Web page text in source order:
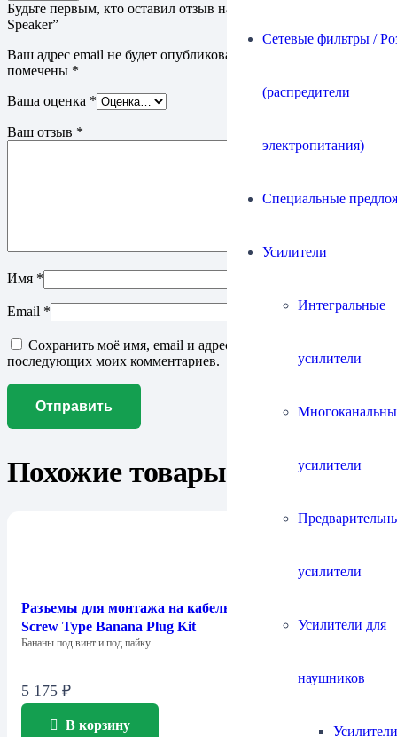
Сетевые фильтры /
(распредители
электропитания)
Специальные
Усилители
Интегральные
усилители
усилители
усилители
Усилители для
наушников
Будьте первым, кто оставил отзыв на “Кабель Ricable Primus
Speaker”
Ваш адрес email не будет опубликован.
помечены *
Ваша оценка *
Ваш отзыв *
Имя *
Email *
Сохранить моё имя, email и адрес сайта в этом браузере для
последующих моих комментариев.
Похожие товары
Разъемы для монтажа на кабель Chord Company 4mm
Screw Type Banana Plug Kit
Бананы под винт и под пайку.
5 175 ₽
В корзину